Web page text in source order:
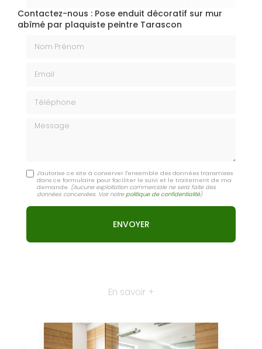
Contactez-nous : Pose enduit décoratif sur mur
abîmé par plaquiste peintre Tarascon
Message
J'autorise ce site à conserver l'ensemble des données transmises
dans ce formulaire pour faciliter le suivi et le traitement de ma
demande. (Aucune exploitation commerciale ne sera faite des
données concervées. Voir notrepolitique de confidentialité)
En savoir +